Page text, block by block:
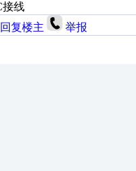
接线
回复楼主 举报